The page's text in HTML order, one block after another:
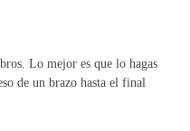
Lo mejor es que lo hagas
de un brazo hasta el final